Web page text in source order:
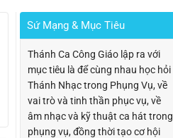
Sứ Mạng & Mục Tiêu
Thánh Ca Công Giáo lập ra với
mục tiêu là để cùng nhau học hỏi
Thánh Nhạc trong Phụng Vụ, về
vai trò và tinh thần phục vụ, về
âm nhạc và kỹ thuật ca hát trong
phụng vụ, đồng thời tạo cơ hội